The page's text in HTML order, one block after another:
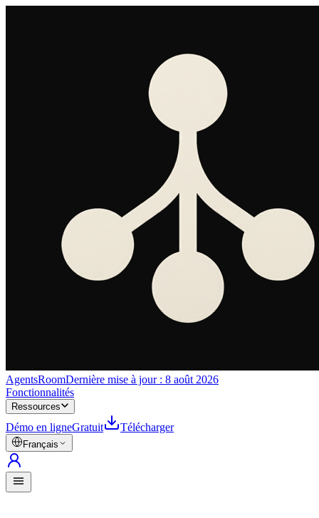
AgentsRoomDernière mise à jour : 8 août 2026
Fonctionnalités
Ressources
Démo en ligneGratuit Télécharger
Français